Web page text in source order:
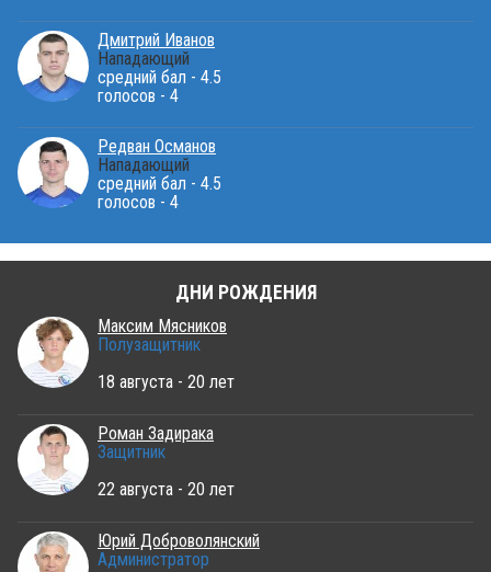
Дмитрий Иванов
Нападающий
средний бал - 4.5
голосов - 4
Редван Османов
Нападающий
средний бал - 4.5
голосов - 4
ДНИ РОЖДЕНИЯ
Максим Мясников
Полузащитник
18 августа - 20 лет
Роман Задирака
Защитник
22 августа - 20 лет
Юрий Доброволянский
Администратор